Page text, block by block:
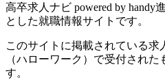
高卒求人ナビ powered by handy
とした就職情報サイトです。
このサイトに掲載されている
（ハローワーク）で受付され
す。